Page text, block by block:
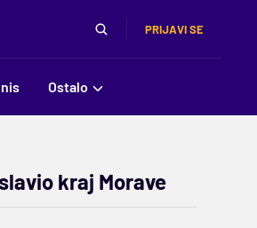
PRIJAVI SE
Ostalo
kraj Morave